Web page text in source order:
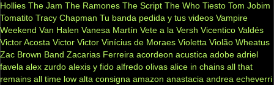
Hollies The Jam The Ramones The Script The Who Tiesto Tom Jobim
Tomatito Tracy Chapman Tu banda pedida y tus videos Vampire
Weekend Van Halen Vanesa Martín Vete a la Versh Vicentico Valdés
Victor Acosta Victor Victor Vinícius de Moraes Violetta Violão Wheatus
Zac Brown Band Zacarias Ferreira acordeon acustica adobe adriel
favela alex zurdo alexis y fido alfredo olivas alice in chains all that
remains all time low alta consigna amazon anastacia andrea echeverri